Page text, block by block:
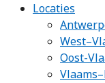
Locaties
Oost-